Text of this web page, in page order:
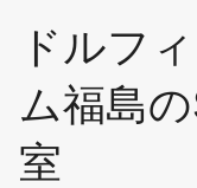
スキップ
ドルフ
ム福島
室